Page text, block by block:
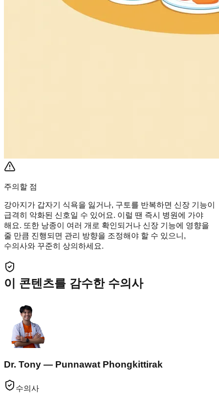
주의할 점
강아지가 갑자기 식욕을 잃거나, 구토를 반복하면 신장 기능이
급격히 악화된 신호일 수 있어요. 이럴 땐 즉시 병원에 가야
해요. 또한 낭종이 여러 개로 확인되거나 신장 기능에 영향을
줄 만큼 진행되면 관리 방향을 조정해야 할 수 있으니,
수의사와 꾸준히 상의하세요.
이 콘텐츠를 감수한 수의사
Dr. Tony — Punnawat Phongkittirak
수의사